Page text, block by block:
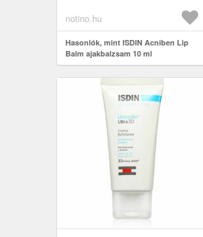
notino.hu
Hasonlók, mint ISDIN Acniben Lip
Balm ajakbalzsam 10 ml